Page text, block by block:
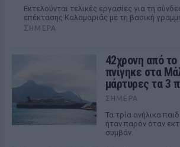
Εκτελούνται τελικές εργασίες για τη
επέκτασης Καλαμαριάς με τη βασική
ΣΉΜΕΡΑ
42χρονη από
πνίγηκε στα
μάρτυρες τα 3
ΣΉΜΕΡΑ
Τα τρία ανήλικα
ήταν παρόν όταν
συμβάν.